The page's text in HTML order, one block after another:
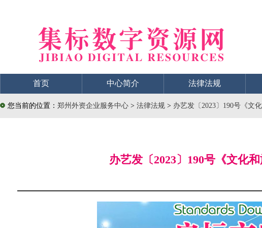
首页 中心简介 法律法规
您当前的位置： 郑州外资企业服务中心 > 法律法规 > 办艺发〔2023〕190号《文
办艺发〔2023〕190号《文化